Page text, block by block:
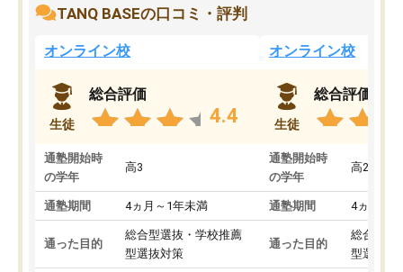
TANQ BASEの口コミ・評判
オンライン校
生徒
総合評価
4.4
通塾開始時
の学年
高3
通塾期間 4ヵ月～1年未満
通った目的
総合型選抜・学校推薦
型選抜対策
オンライン校
生徒
総合評価
通塾開始時
の学年
高2
通塾期間 4ヵ月～1
通った目的
総合型選
型選抜対